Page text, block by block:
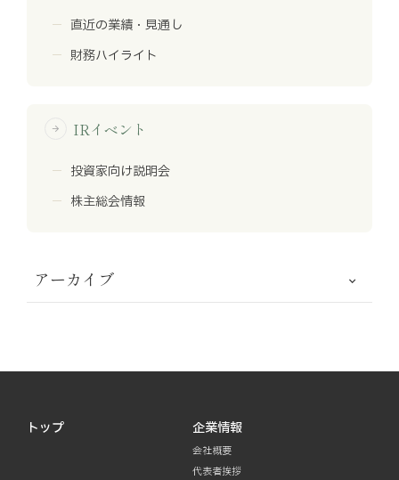
直近の業績・見通し
財務ハイライト
arrow_forward IRイベント
投資家向け説明会
株主総会情報
アーカイブ
トップ 企業情報
会社概要
代表者挨拶